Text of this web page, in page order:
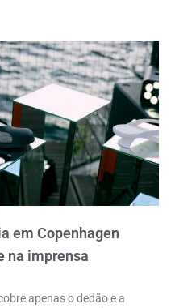
em Copenhagen
na imprensa
apenas o dedão e a